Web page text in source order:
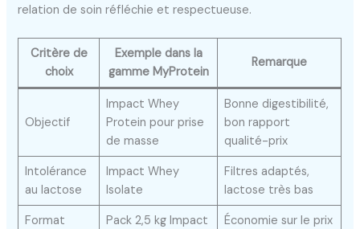
relation de soin réfléchie et respectueuse.
Critère de
choix
Exemple dans la
gamme MyProtein
Remarque
Objectif
Impact Whey
Protein pour prise
de masse
Bonne digestibilité,
bon rapport
qualité-prix
Intolérance
au lactose
Impact Whey
Isolate
Filtres adaptés,
lactose très bas
Format
Pack 2,5 kg Impact
Économie sur le prix